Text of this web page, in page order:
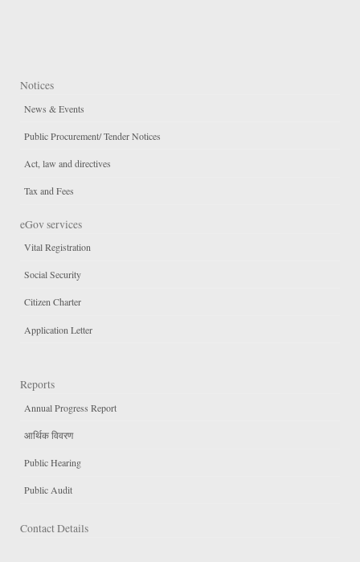
Notices
News & Events
Public Procurement/ Tender Notices
Act, law and directives
Tax and Fees
eGov services
Vital Registration
Social Security
Citizen Charter
Application Letter
Reports
Annual Progress Report
आर्थिक विवरण
Public Hearing
Public Audit
Contact Details